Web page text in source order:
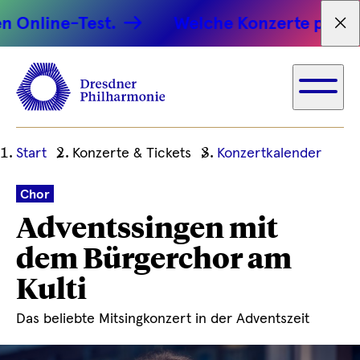
Test. Welche Konzerte passen zu
Ihre
Position
Start Konzerte & Tickets Konzertkalender
Chor
Adventssingen mit
dem Bürgerchor am
Kulti
Das beliebte Mitsingkonzert in der Adventszeit